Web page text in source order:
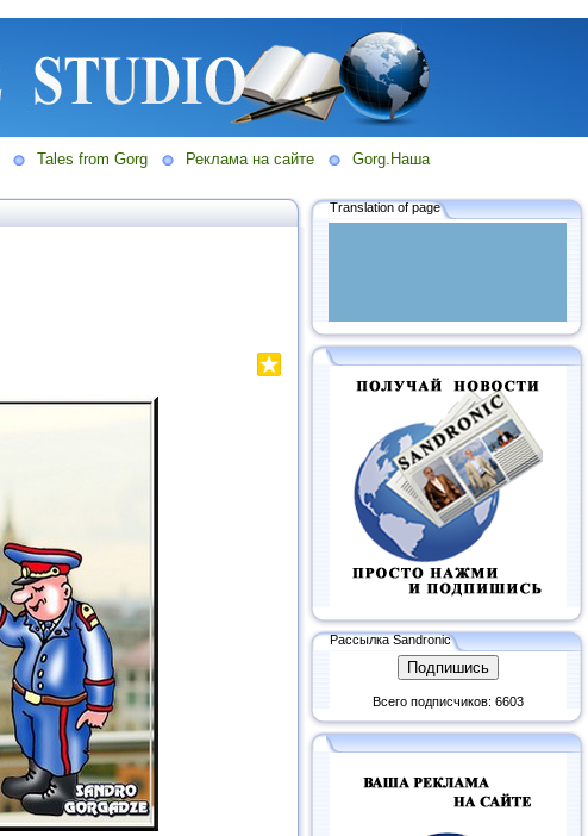
Tales from Gorg Реклама на сайте
Gorg.Наша
Translation of page
Рассылка Sandronic
Всего подписчиков: 6603